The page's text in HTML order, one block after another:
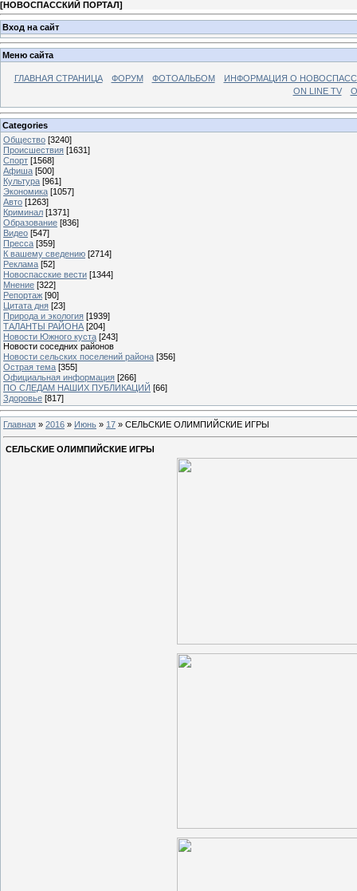
[НОВОСПАССКИЙ ПОРТАЛ]
Вход на сайт
Меню сайта
ГЛАВНАЯ СТРАНИЦА ФОРУМ ФОТОАЛЬБОМ
ИНФОРМАЦИЯ О
ON LINE TV
Categories
Общество [3240]
Происшествия [1631]
Спорт [1568]
Афиша [500]
Культура [961]
Экономика [1057]
Авто [1263]
Криминал [1371]
Образование [836]
Видео [547]
Пресса [359]
К вашему сведению [2714]
Реклама [52]
Новоспасские вести [1344]
Мнение [322]
Репортаж [90]
Цитата дня [23]
Природа и экология [1939]
ТАЛАНТЫ РАЙОНА [204]
Новости Южного куста [243]
Новости соседних районов
Новости сельских поселений района [356]
Острая тема [355]
Официальная информация [266]
ПО СЛЕДАМ НАШИХ ПУБЛИКАЦИЙ [66]
Здоровье [817]
Главная » 2016 » Июнь » 17 » СЕЛЬСКИЕ ОЛИМПИЙСКИЕ ИГРЫ
СЕЛЬСКИЕ ОЛИМПИЙСКИЕ ИГРЫ